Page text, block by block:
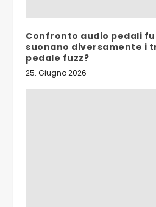
Confronto audio pedali
suonano diversamente i
pedale fuzz?
25. Giugno 2026